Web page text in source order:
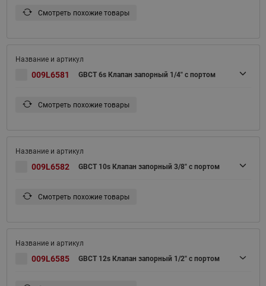
Смотреть похожие товары
009L6581 GBCT 6s Клапан запорный 1/4" с портом
Смотреть похожие товары
009L6582 GBCT 10s Клапан запорный 3/8" с портом
Смотреть похожие товары
009L6585 GBCT 12s Клапан запорный 1/2" с портом